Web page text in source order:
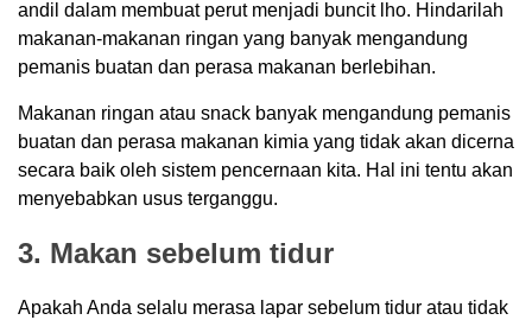
andil dalam membuat perut menjadi buncit lho. Hindarilah
makanan-makanan ringan yang banyak mengandung
pemanis buatan dan perasa makanan berlebihan.
Makanan ringan atau snack banyak mengandung pemanis
buatan dan perasa makanan kimia yang tidak akan dicerna
secara baik oleh sistem pencernaan kita. Hal ini tentu akan
menyebabkan usus terganggu.
3. Makan sebelum tidur
Apakah Anda selalu merasa lapar sebelum tidur atau tidak